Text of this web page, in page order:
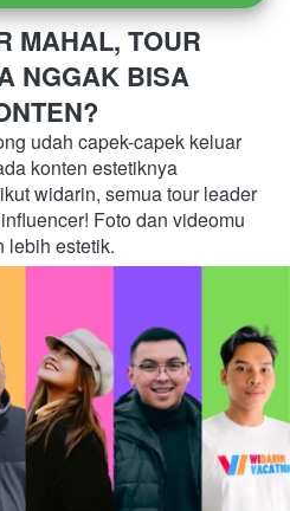
MAHAL, TOUR
NGGAK BISA
udah capek-capek keluar
konten estetiknya
widarin, semua tour leader
Foto dan videomu
lebih estetik.